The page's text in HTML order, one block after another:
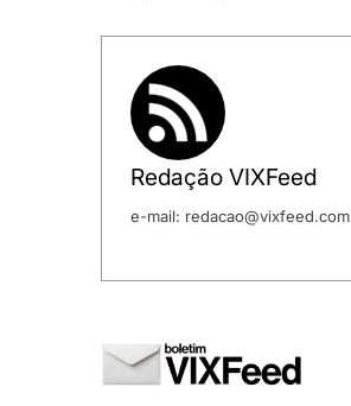
Redação VIXFeed
e-mail: redacao@vixfeed.com